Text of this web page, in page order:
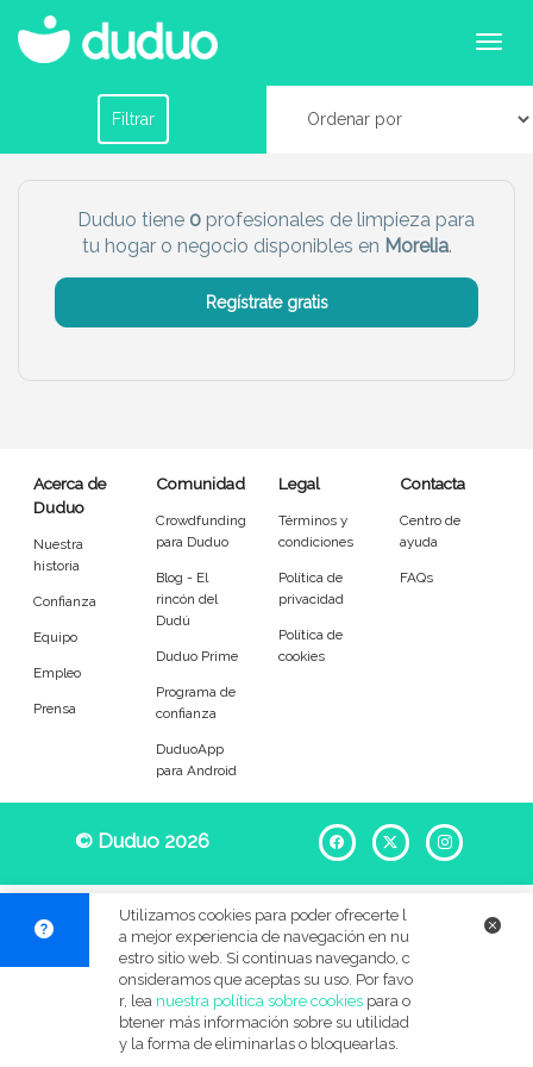
negocio en Morelia
Filtrar
Filtrar por horario
Chico Chica
Más servicio del dudú
Limpieza Manitas
Entrenador Asistente
Tipo de atención
Empleada del hogar
Limpieza de oficina
Limpieza de platos Limpieza general
Lavado de ropa Planchado
Limpieza exterior Jardinería
Duduo tiene 0profesionales de limpieza para
tu hogar o negocio disponibles en Morelia.
Regístrate gratis
Acerca de
Duduo
Nuestra
historia
Confianza
Equipo
Empleo
Prensa
Comunidad
Crowdfunding
para Duduo
Blog - El
rincón del
Dudú
Duduo Prime
Programa de
confianza
DuduoApp
para Android
Legal
Términos y
condiciones
Política de
privacidad
Política de
cookies
Contacta
Centro de
ayuda
FAQs
© Duduo 2026 Facebook
X
Utilizamos cookies para poder ofrecerte l
a mejor experiencia de navegación en nu
estro sitio web. Si continuas navegando, c
onsideramos que aceptas su uso. Por favo
r, lea nuestra política sobre cookiespara o
btener más información sobre su utilidad
y la forma de eliminarlas o bloquearlas.